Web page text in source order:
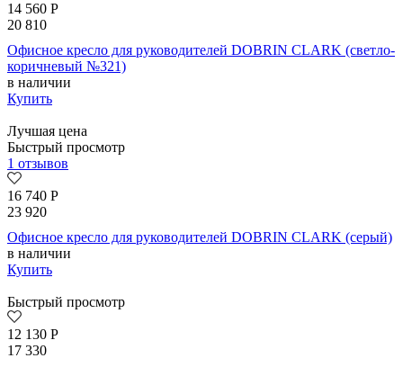
14 560 Р
20 810
Офисное кресло для руководителей DOBRIN CLARK (светло-
коричневый №321)
в наличии
Купить
Лучшая цена
Быстрый просмотр
1 отзывов
16 740 Р
23 920
Офисное кресло для руководителей DOBRIN CLARK (серый)
в наличии
Купить
Быстрый просмотр
12 130 Р
17 330